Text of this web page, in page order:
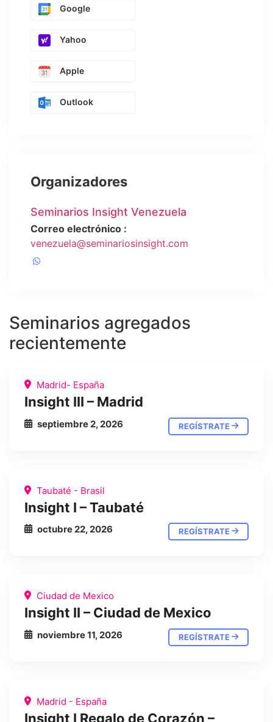
Google
Yahoo
Apple
Outlook
Organizadores
Seminarios Insight Venezuela
Correo electrónico :
venezuela@seminariosinsight.com
Seminarios agregados
recientemente
Madrid- España
Insight III – Madrid
septiembre 2, 2026 REGÍSTRATE
Taubaté - Brasil
Insight I – Taubaté
octubre 22, 2026 REGÍSTRATE
Ciudad de Mexico
Insight II – Ciudad de Mexico
noviembre 11, 2026 REGÍSTRATE
Madrid - España
Insight I Regalo de Corazón –